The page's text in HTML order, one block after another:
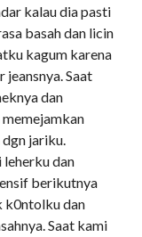
kalau dia pasti
basah dan licin
kagum karena
Saat
dan
jariku.
leherku dan
berikutnya
k0ntolku dan
Saat kami